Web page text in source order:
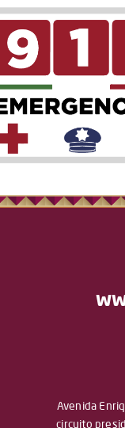
Avenida
circuito